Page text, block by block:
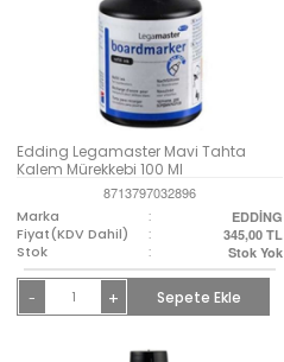
Edding Legamaster Mavi Tahta
Kalem Mürekkebi 100 Ml
8713797032896
Marka
: EDDİNG
Fiyat(KDV Dahil) : 345,00 TL
Stok : Stok Yok
- + Sepete Ekle